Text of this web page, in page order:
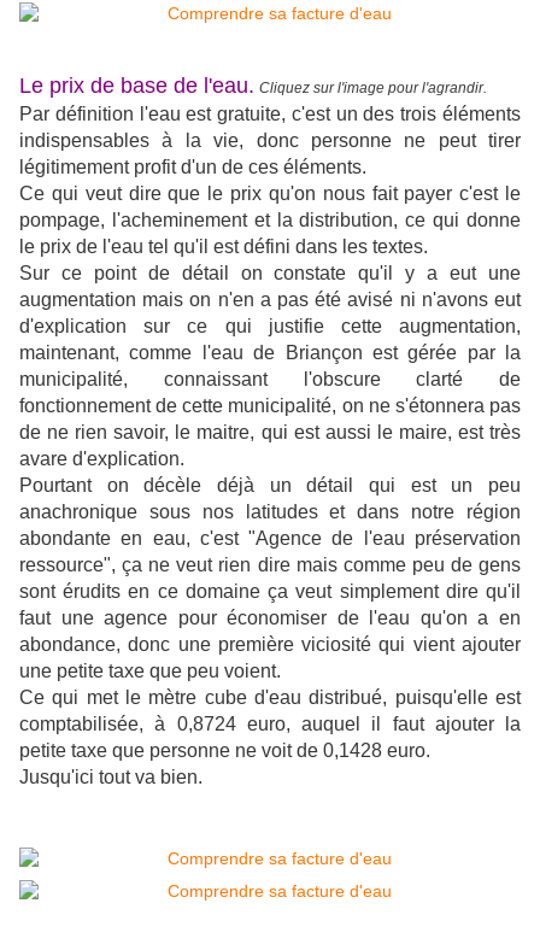
Le prix de base de l'eau. Cliquez sur l'image pour l'agrandir.
Par définition l'eau est gratuite, c'est un des trois éléments
indispensables à la vie, donc personne ne peut tirer
légitimement profit d'un de ces éléments.
Ce qui veut dire que le prix qu'on nous fait payer c'est le
pompage, l'acheminement et la distribution, ce qui donne
le prix de l'eau tel qu'il est défini dans les textes.
Sur ce point de détail on constate qu'il y a eut une
augmentation mais on n'en a pas été avisé ni n'avons eut
d'explication sur ce qui justifie cette augmentation,
maintenant, comme l'eau de Briançon est gérée par la
municipalité, connaissant l'obscure clarté de
fonctionnement de cette municipalité, on ne s'étonnera pas
de ne rien savoir, le maitre, qui est aussi le maire, est très
avare d'explication.
Pourtant on décèle déjà un détail qui est un peu
anachronique sous nos latitudes et dans notre région
abondante en eau, c'est "Agence de l'eau préservation
ressource", ça ne veut rien dire mais comme peu de gens
sont érudits en ce domaine ça veut simplement dire qu'il
faut une agence pour économiser de l'eau qu'on a en
abondance, donc une première viciosité qui vient ajouter
une petite taxe que peu voient.
Ce qui met le mètre cube d'eau distribué, puisqu'elle est
comptabilisée, à 0,8724 euro, auquel il faut ajouter la
petite taxe que personne ne voit de 0,1428 euro.
Jusqu'ici tout va bien.